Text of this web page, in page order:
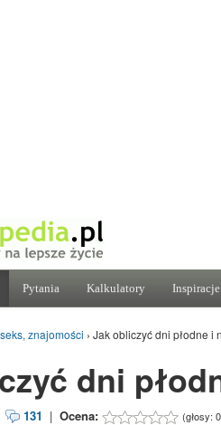
Pytania Kalkulatory Inspiracje
znajomości › Jak obliczyć dni płodne i
dni
131 | Ocena: (głosy: 0